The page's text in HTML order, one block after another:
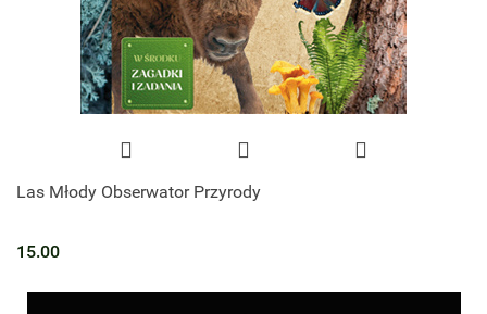
Las Młody Obserwator Przyrody
15.00